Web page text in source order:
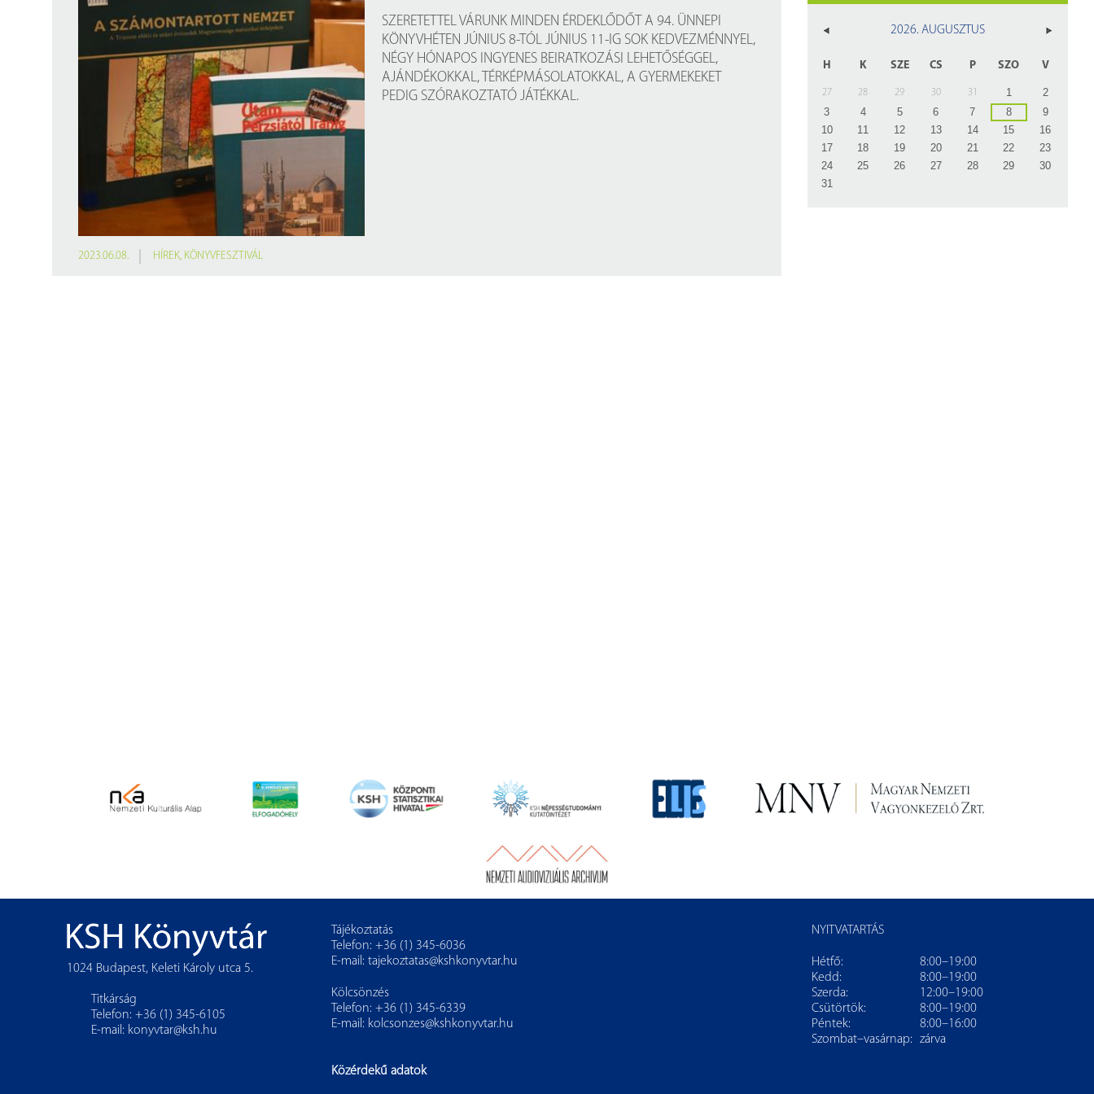
Findura Imre-díszoklevéllel kitüntetett kollégáink
Galéria
Pályázatok
Közérdekű adatok
Próbahozzáférések adatbázisokhoz
Kitekintő
Könyvtári Hírlap
SZERETETTEL VÁRUNK MINDEN ÉRDEKLŐDŐT A 94. ÜNNEPI
KÖNYVHÉT EN JÚNIUS 8-TÓL JÚNIUS 11-IG SOK KEDVEZMÉNNYEL,
NÉGY HÓNAPOS INGYENES BEIRATKOZÁSI LEHETŐSÉGGEL,
AJÁNDÉKOKKAL, TÉRKÉPMÁSOLATOKKAL, A GYERMEKEKET
PEDIG SZÓRAKOZTATÓ JÁTÉKKAL.
2023.06.08. HÍREK, KÖNYVFESZTIVÁL
2026. AUGUSZTUS
H K SZE CS P SZO V
27 28 29 30 31 1
2
3
4 5 6 7 8
9
10
11 12 13 14 15
16
17
18 19 20 21 22
23
24
25 26 27 28 29
30
31
1024 Budapest, Keleti Károly utca 5.
Titkárság
Telefon: +36 (1) 345-6105
E-mail: konyvtar@ksh.hu
Tájékoztatás
Telefon: +36 (1) 345-6036
E-mail: tajekoztatas@kshkonyvtar.hu
Kölcsönzés
Telefon: +36 (1) 345-6339
E-mail: kolcsonzes@kshkonyvtar.hu
Közérdekű adatok
NYITVATARTÁS
Hétfő:
8:00–19:00
Kedd:
8:00–19:00
Szerda:
12:00–19:00
Csütörtök:
8:00–19:00
Péntek:
8:00–16:00
Szombat–vasárnap:
zárva